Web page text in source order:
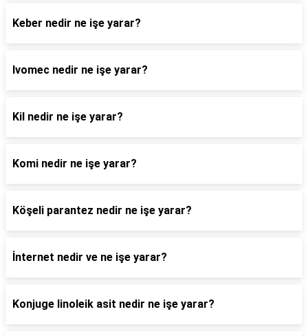
Keber nedir ne işe yarar?
Ivomec nedir ne işe yarar?
Kil nedir ne işe yarar?
Komi nedir ne işe yarar?
Köşeli parantez nedir ne işe yarar?
İnternet nedir ve ne işe yarar?
Konjuge linoleik asit nedir ne işe yarar?